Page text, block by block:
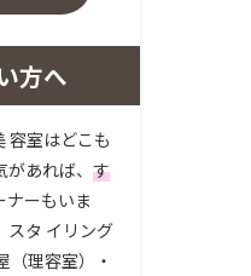
方へ
容室はどこも
あれば、 す
ナーもいま
スタ イリング
（理容室）・